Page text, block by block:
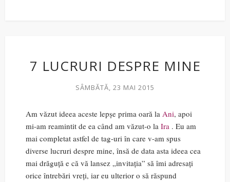
7 LUCRURI DESPRE MINE
SÂMBĂTĂ, 23 MAI 2015
Am văzut ideea aceste lepșe prima oară la Ani, apoi
mi-am reamintit de ea când am văzut-o la Ira . Eu am
mai completat astfel de tag-uri în care v-am spus
diverse lucruri despre mine, însă de data asta ideea cea
mai drăguță e că vă lansez „invitația” să îmi adresați
orice întrebări vreți, iar eu ulterior o să răspund